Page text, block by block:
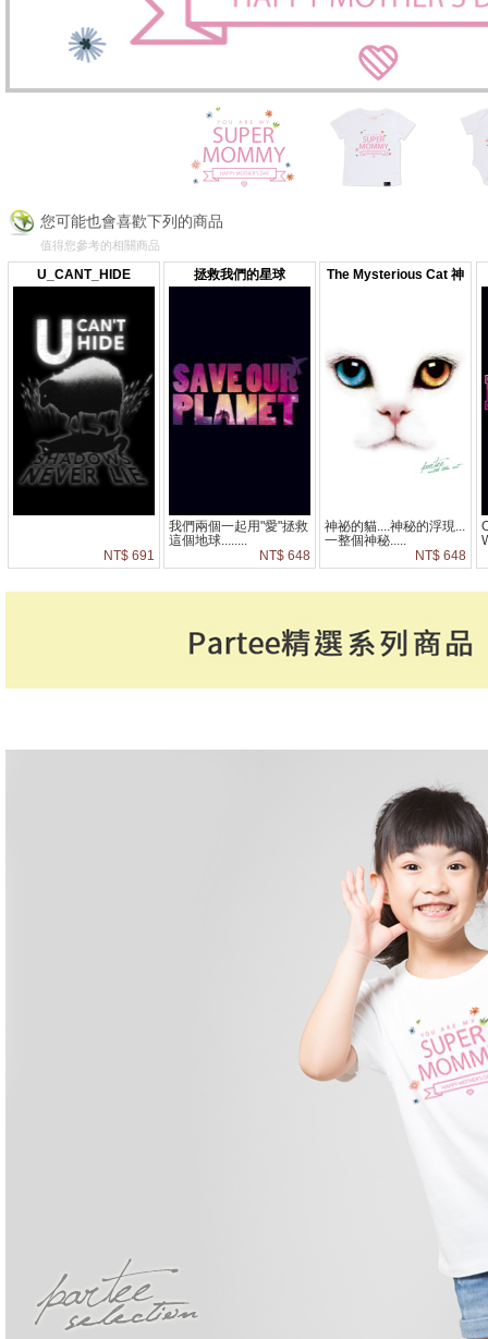
您可能也會喜歡下列的商品
值得您參考的相關商品
U_CANT_HIDE
NT$ 691
拯救我們的星球
我們兩個一起用"愛"拯救
這個地球........
NT$ 648
The Mysterious Cat 神
神祕的貓....神秘的浮現...
一整個神秘.....
NT$ 648